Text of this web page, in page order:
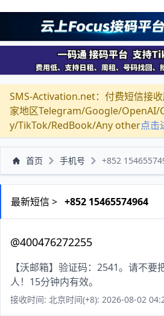
SMS-Activation.net：付费短信接
家地区Telegram/Google/OpenAI/
y/TikTok/RedBook/Any other点击
首页 手机号 +852
最新短信 > +852 15465574964
@400476272255
【沃邮箱】验证码：2541。请不要
人！15分钟内有效。
接收时间: 北京时间(+8): 2026-08-02